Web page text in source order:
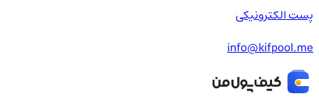
پست الکترونیکی
info@kifpool.me